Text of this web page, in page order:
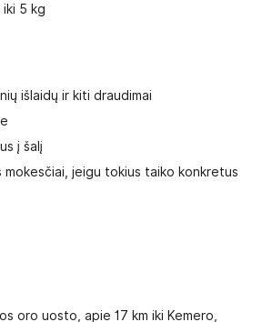
iki 5 kg
išlaidų ir kiti draudimai
į šalį
mokesčiai, jeigu tokius taiko konkretus
oro uosto, apie 1 7 km iki Kemero,